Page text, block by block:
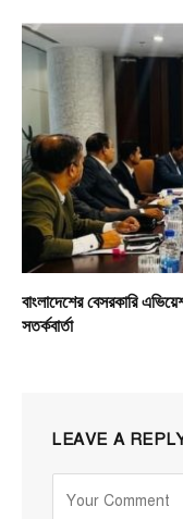
বাংলাদেশের বেসরকারি
সতর্কবার্তা
LEAVE A